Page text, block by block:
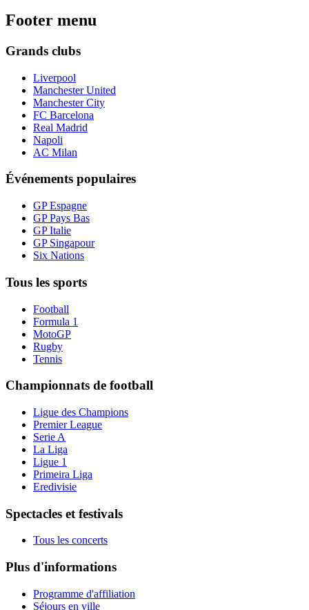
Footer menu
Grands clubs
Liverpool
Manchester United
Manchester City
FC Barcelona
Real Madrid
Napoli
AC Milan
Événements populaires
GP Espagne
GP Pays Bas
GP Italie
GP Singapour
Six Nations
Tous les sports
Football
Formula 1
MotoGP
Rugby
Tennis
Championnats de football
Ligue des Champions
Premier League
Serie A
La Liga
Ligue 1
Primeira Liga
Eredivisie
Spectacles et festivals
Tous les concerts
Plus d'informations
Programme d'affiliation
Séjours en ville